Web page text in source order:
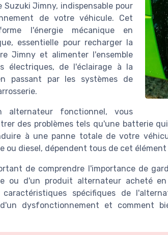
Suzuki Jimny, indispensable pour
de votre véhicule. Cet
l'énergie mécanique en
essentielle pour recharger la
Jimny et alimenter l'ensemble
électriques, de l'éclairage à la
passant par les systèmes de
alternateur fonctionnel, vous
des problèmes tels qu'une batterie
à une panne totale de votre
ou diesel, dépendent tous de cet
de comprendre l'importance de
ou d'un produit alternateur acheté
caractéristiques spécifiques de
d'un dysfonctionnement et comment